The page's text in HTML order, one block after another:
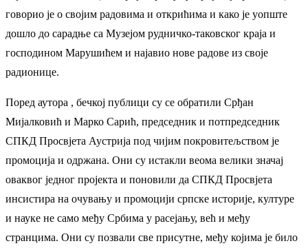
говорио је о својим радовима и открићима и како је уопште
дошло до сарадње са Музејом рудничко-таковског краја и
господином Марушићем и најавио нове радове из своје
радионице.
Поред аутора , бечкој публици су се обратили Срђан
Мијалковић и Марко Сарић, председник и потпредседник
СПКД Просвјета Аустрија под чијим покровитељством је
промоција и одржана. Они су истакли веома велики значај
оваквог једног пројекта и поновили да СПКД Просвјета
инсистира на очувању и промоцији српске историје, културе
и науке не само међу Србима у расејању, већ и међу
странцима. Они су позвали све присутне, међу којима је било